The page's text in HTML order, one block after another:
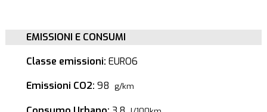
EMISSIONI E CONSUMI
Classe emissioni: EURO6
Emissioni CO2: 98 g/km